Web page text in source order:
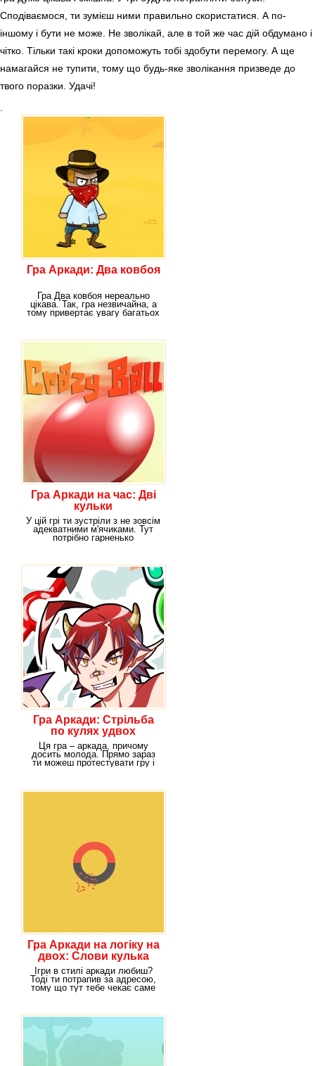
Сподіваємося, ти зумієш ними правильно скористатися. А по-
іншому і бути не може. Не зволікай, але в той же час дій обдумано і
чітко. Тільки такі кроки допоможуть тобі здобути перемогу. А ще
намагайся не тупити, тому що будь-яке зволікання призведе до
твого поразки. Удачі!
Гра Аркади: Два ковбоя
Гра Два ковбоя нереально
цікава. Так, гра незвичайна, а
тому привертає увагу багатьох
Гра Аркади на час: Дві
кульки
У цій грі ти зустріли з не зовсім
адекватними м'ячиками. Тут
потрібно гарненько
Гра Аркади: Стрільба
по кулях удвох
Ця гра – аркада, причому
досить молода. Прямо зараз
ти можеш протестувати гру і
Гра Аркади на логіку на
двох: Слови кулька
Ігри в стилі аркади любиш?
Тоді ти потрапив за адресою,
тому що тут тебе чекає саме